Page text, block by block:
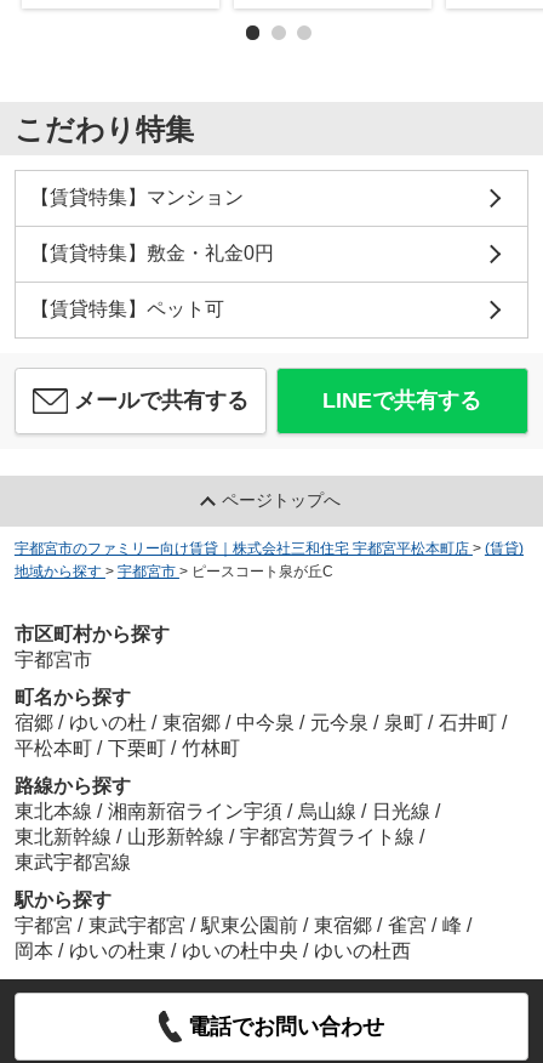
こだわり特集
【賃貸特集】マンション
【賃貸特集】敷金・礼金0円
【賃貸特集】ペット可
メールで共有する LINEで共有する
ページトップへ
宇都宮市のファミリー向け賃貸｜株式会社三和住宅 宇都宮平松本町店 > (賃貸)
地域から探す > 宇都宮市 > ピースコート泉が丘C
市区町村から探す
宇都宮市
町名から探す
宿郷 / ゆいの杜 / 東宿郷 / 中今泉 / 元今泉 / 泉町 / 石井町 /
平松本町 / 下栗町 / 竹林町
路線から探す
東北本線 / 湘南新宿ライン宇須 / 烏山線 / 日光線 /
東北新幹線 / 山形新幹線 / 宇都宮芳賀ライト線 /
東武宇都宮線
駅から探す
宇都宮 / 東武宇都宮 / 駅東公園前 / 東宿郷 / 雀宮 / 峰 /
岡本 / ゆいの杜東 / ゆいの杜中央 / ゆいの杜西
電話でお問い合わせ